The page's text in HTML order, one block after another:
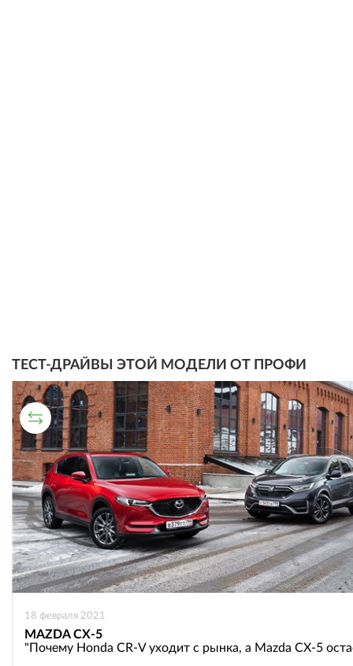
ТЕСТ-ДРАЙВЫ ЭТОЙ МОДЕЛИ ОТ ПРОФИ
СРАВНИТЕЛЬНЫЙ ТЕСТ
18 февраля 2021
MAZDA CX-5
"Почему Honda CR-V уходит с рынка, а Mazda CX-5